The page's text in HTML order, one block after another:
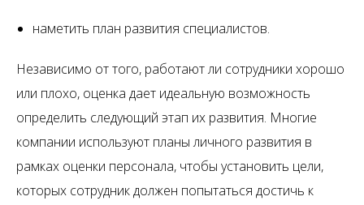
наметить план развития специалистов.
Независимо от того, работают ли сотрудники хорошо
или плохо, оценка дает идеальную возможность
определить следующий этап их развития. Многие
компании используют планы личного развития в
рамках оценки персонала, чтобы установить цели,
которых сотрудник должен попытаться достичь к